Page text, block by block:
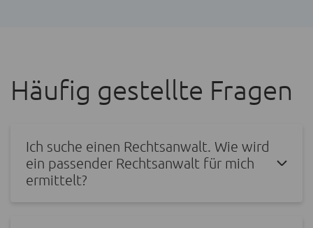
Häufig gestellte Fragen
Ich suche einen Rechtsanwalt. Wie wird
ein passender Rechtsanwalt für mich
ermittelt?